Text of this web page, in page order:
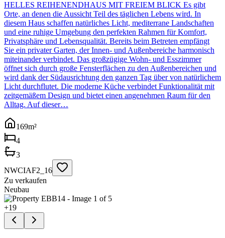
HELLES REIHENENDHAUS MIT FREIEM BLICK Es gibt
Orte, an denen die Aussicht Teil des täglichen Lebens wird. In
diesem Haus schaffen natürliches Licht, mediterrane Landschaften
und eine ruhige Umgebung den perfekten Rahmen für Komfort,
Privatsphäre und Lebensqualität. Bereits beim Betreten empfängt
Sie ein privater Garten, der Innen- und Außenbereiche harmonisch
miteinander verbindet. Das großzügige Wohn- und Esszimmer
öffnet sich durch große Fensterflächen zu den Außenbereichen und
wird dank der Südausrichtung den ganzen Tag über von natürlichem
Licht durchflutet. Die moderne Küche verbindet Funktionalität mit
zeitgemäßem Design und bietet einen angenehmen Raum für den
Alltag. Auf dieser…
169m²
4
3
NWCIAF2_16
Zu verkaufen
Neubau
+19